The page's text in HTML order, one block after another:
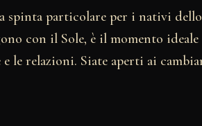
spinta particolare per i nativi
con il Sole, è il momento
le relazioni. Siate aperti ai